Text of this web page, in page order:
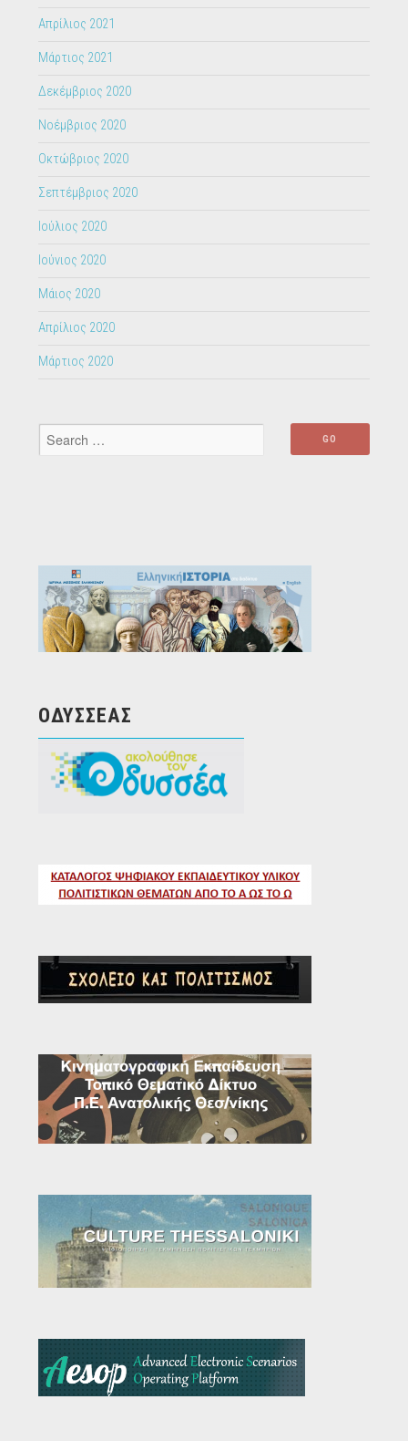
Απρίλιος 2021
Μάρτιος 2021
Δεκέμβριος 2020
Νοέμβριος 2020
Οκτώβριος 2020
Σεπτέμβριος 2020
Ιούλιος 2020
Ιούνιος 2020
Μάιος 2020
Απρίλιος 2020
Μάρτιος 2020
ΟΔΥΣΣΈΑΣ